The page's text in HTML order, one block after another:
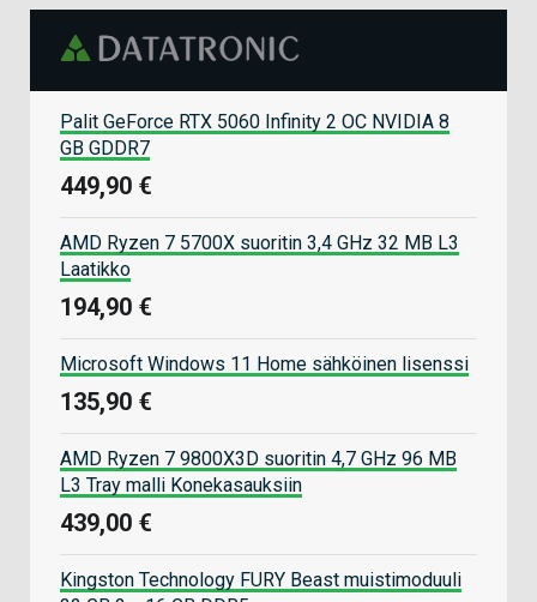
Palit GeForce RTX 5060 Infinity 2 OC NVIDIA 8
GB GDDR7
449,90 €
AMD Ryzen 7 5700X suoritin 3,4 GHz 32 MB L3
Laatikko
194,90 €
Microsoft Windows 11 Home sähköinen lisenssi
135,90 €
AMD Ryzen 7 9800X3D suoritin 4,7 GHz 96 MB
L3 Tray malli Konekasauksiin
439,00 €
Kingston Technology FURY Beast muistimoduuli